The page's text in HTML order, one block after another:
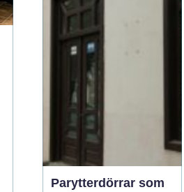
tak på hårda prov.
Många fastighetsägare
frågar sig om ett slitet
tak ska lagas, renoveras
eller bytas helt, o...
Parytterdörrar som